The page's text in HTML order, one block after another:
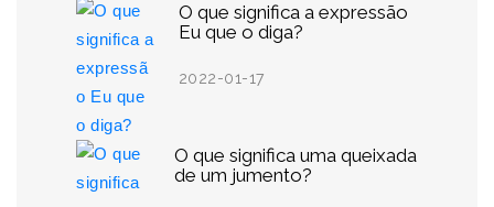
O que significa a expressão
Eu que o diga?
2022-01-17
O que significa uma queixada
de um jumento?